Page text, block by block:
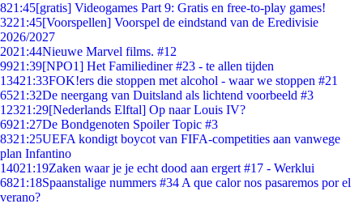
821:45[gratis] Videogames Part 9: Gratis en free-to-play games!
3221:45[Voorspellen] Voorspel de eindstand van de Eredivisie
2026/2027
2021:44Nieuwe Marvel films. #12
9921:39[NPO1] Het Familiediner #23 - te allen tijden
13421:33FOK!ers die stoppen met alcohol - waar we stoppen #21
6521:32De neergang van Duitsland als lichtend voorbeeld #3
12321:29[Nederlands Elftal] Op naar Louis IV?
6921:27De Bondgenoten Spoiler Topic #3
8321:25UEFA kondigt boycot van FIFA-competities aan vanwege
plan Infantino
14021:19Zaken waar je je echt dood aan ergert #17 - Werklui
6821:18Spaanstalige nummers #34 A que calor nos pasaremos por el
verano?